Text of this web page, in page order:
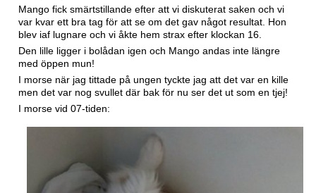
Mango fick smärtstillande efter att vi diskuterat saken och vi
var kvar ett bra tag för att se om det gav något resultat. Hon
blev iaf lugnare och vi åkte hem strax efter klockan 16.
Den lille ligger i bolådan igen och Mango andas inte längre
med öppen mun!
I morse när jag tittade på ungen tyckte jag att det var en kille
men det var nog svullet där bak för nu ser det ut som en tjej!
I morse vid 07-tiden: